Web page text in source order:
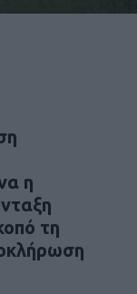
η
τη